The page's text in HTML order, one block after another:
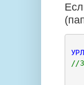
УРЛ
//